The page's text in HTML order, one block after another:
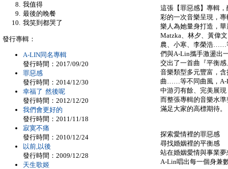
這張【罪惡感】專輯
彩的一次音樂呈現，
樂人為她量身打造，
Matzka、林夕、黃偉
農、小寒、李榮浩……
們與A-Lin攜手激盪出
交出了一首曲『平衡
音樂類型多元豐富，
曲……等不同曲風，A-
中游刃有餘、完美展
而整張專輯的音樂水
滿足大家的高標期待。
探索愛情裡的罪惡感
尋找婚姻裡的平衡感
站在婚姻愛情與事業
A-Lin唱出每一個身兼
我值得
最後的晚餐
我笑到都哭了
發行專輯：
A-LIN同名專輯
發行時間：2017/09/20
罪惡感
發行時間：2014/12/30
幸福了 然後呢
發行時間：2012/12/20
我們會更好的
發行時間：2011/11/18
寂寞不痛
發行時間：2010/12/24
以前,以後
發行時間：2009/12/28
天生歌姬